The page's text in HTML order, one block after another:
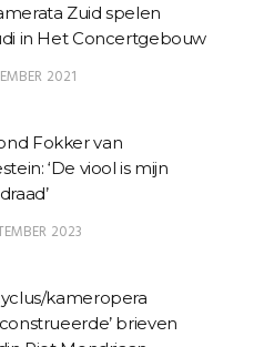
Zuid spelen
in Het Concertgebouw
2021
Fokker van
‘De viool is mijn
2023
kameropera
brieven